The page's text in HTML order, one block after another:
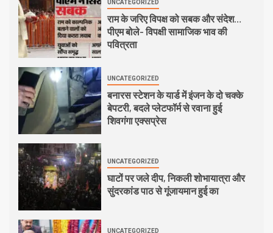
UNCATEGORIZED
राम के जरिए विपक्ष को सबक और संदेश…
पीएम बोले- विपक्षी सामाजिक भाव की
पवित्रता
UNCATEGORIZED
बनारस स्टेशन के यार्ड में इंजन के दो चक्के
बेपटरी, बदले प्लेटफॉर्म से रवाना हुई
शिवगंगा एक्सप्रेस
UNCATEGORIZED
घाटों पर जले दीप, निकली शोभायात्रा और
सुंदरकांड पाठ से गूंजायमान हुई का
UNCATEGORIZED